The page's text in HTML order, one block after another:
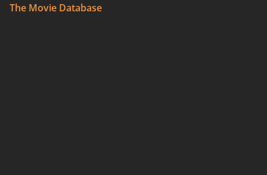
The Movie Database